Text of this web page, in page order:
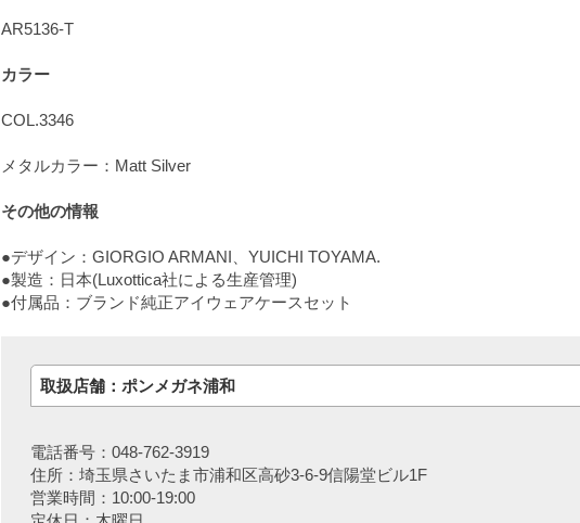
AR5136-T
カラー
COL.3346
メタルカラー：Matt Silver
その他の情報
●デザイン：GIORGIO ARMANI、YUICHI TOYAMA.
●製造：日本(Luxottica社による生産管理)
●付属品：ブランド純正アイウェアケースセット
取扱店舗：ポンメガネ浦和
電話番号：048-762-3919
住所：埼玉県さいたま市浦和区高砂3-6-9信陽堂ビル1F
営業時間：10:00-19:00